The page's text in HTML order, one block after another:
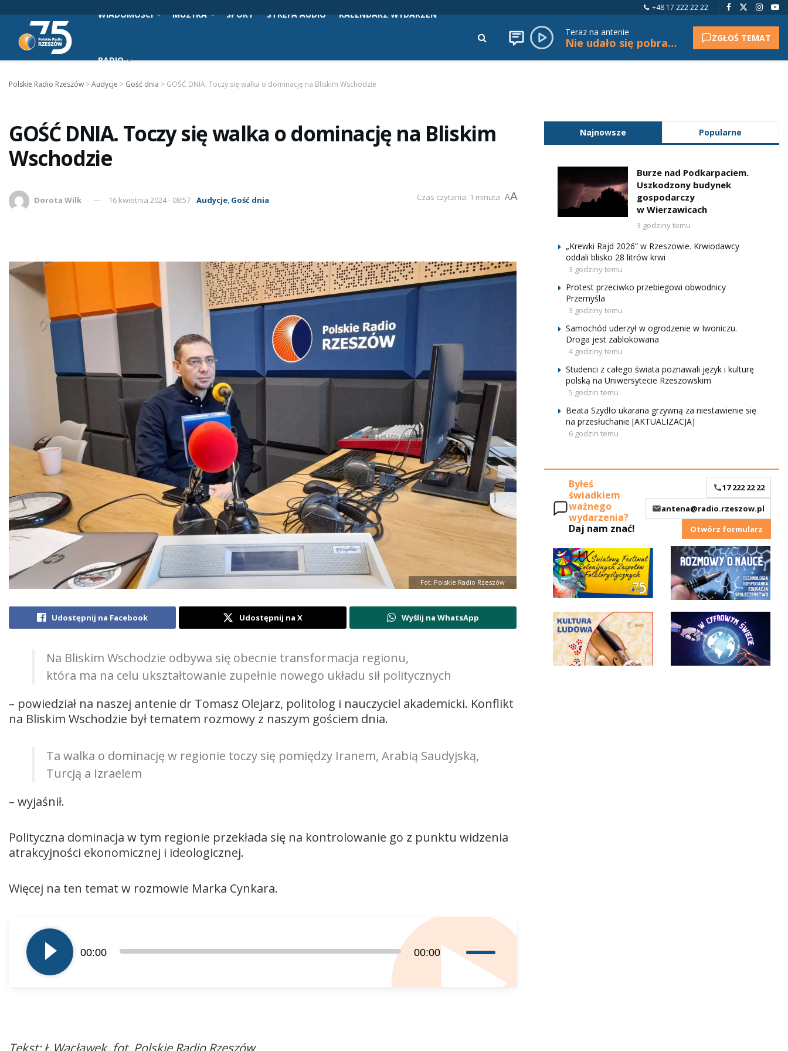
+48 17 222 22 22
WIADOMOŚCI MUZYKA SPORT STREFA AUDIO KALENDARZ WYDARZEŃ
RADIO
Teraz na antenie
Nie udało się pobrać tytułu. ZGŁOŚ TEMAT
Polskie Radio Rzeszów >Audycje > Gość dnia > GOŚĆ DNIA. Toczy się walka o dominację na Bliskim Wschodzie
GOŚĆ DNIA. Toczy się walka o dominację na Bliskim
Wschodzie
Dorota Wilk 16 kwietnia 2024 - 08:57 Audycje, Gość dnia Czas czytania: 1 minuta AA
Fot. Polskie Radio Rzeszów
Udostępnij na Facebook Udostępnij na X Wyślij na WhatsApp
Na Bliskim Wschodzie odbywa się obecnie transformacja regionu,
która ma na celu ukształtowanie zupełnie nowego układu sił politycznych
– powiedział na naszej antenie dr Tomasz Olejarz, politolog i nauczyciel akademicki. Konflikt
na Bliskim Wschodzie był tematem rozmowy z naszym gościem dnia.
Ta walka o dominację w regionie toczy się pomiędzy Iranem, Arabią Saudyjską,
Turcją a Izraelem
– wyjaśnił.
Polityczna dominacja w tym regionie przekłada się na kontrolowanie go z punktu widzenia
atrakcyjności ekonomicznej i ideologicznej.
Więcej na ten temat w rozmowie Marka Cynkara.
plików
dźwiękowych
00:00 00:00
strzałek
Tekst: Ł.Wacławek, fot. Polskie Radio Rzeszów
Najnowsze Popularne
Burze nad Podkarpaciem.
Uszkodzony budynek
gospodarczy
w Wierzawicach
3 godziny temu
„Krewki Rajd 2026” w Rzeszowie. Krwiodawcy
oddali blisko 28 litrów krwi
3 godziny temu
Protest przeciwko przebiegowi obwodnicy
Przemyśla
3 godziny temu
Samochód uderzył w ogrodzenie w Iwoniczu.
Droga jest zablokowana
4 godziny temu
Studenci z całego świata poznawali język i kulturę
polską na Uniwersytecie Rzeszowskim
5 godzin temu
Beata Szydło ukarana grzywną za niestawienie się
na przesłuchanie [AKTUALIZACJA]
6 godzin temu
Byłeś
świadkiem
ważnego
wydarzenia?
Daj nam znać!
17 222 22 22
antena@radio.rzeszow.pl
Otwórz formularz